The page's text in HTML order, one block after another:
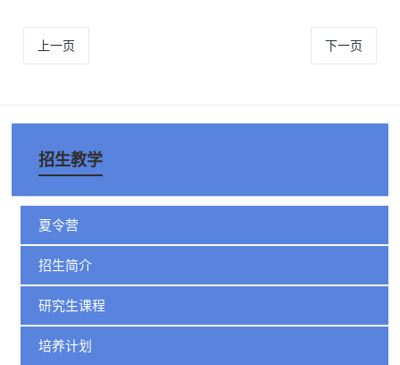
上一页 下一页
招生教学
夏令营
招生简介
研究生课程
培养计划